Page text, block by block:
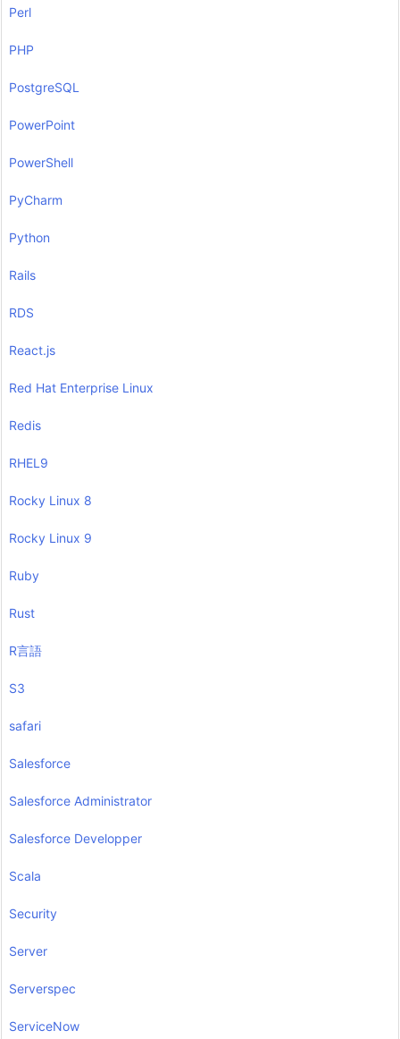
Perl
PHP
PostgreSQL
PowerPoint
PowerShell
PyCharm
Python
Rails
RDS
React.js
Red Hat Enterprise Linux
Redis
RHEL9
Rocky Linux 8
Rocky Linux 9
Ruby
Rust
R言語
S3
safari
Salesforce
Salesforce Administrator
Salesforce Developper
Scala
Security
Server
Serverspec
ServiceNow